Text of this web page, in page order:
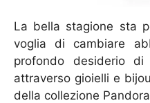
La bella stagione sta
voglia di cambiare
profondo desiderio
attraverso gioielli e
della collezione